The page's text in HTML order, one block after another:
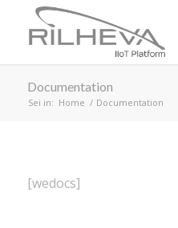
Documentation
Sei in: Home / Documentation
[wedocs]